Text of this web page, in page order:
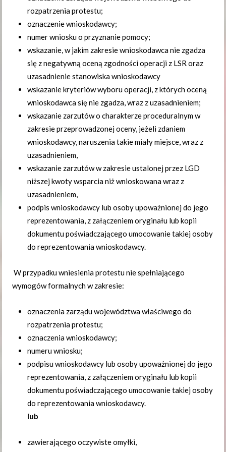
rozpatrzenia protestu;
oznaczenie wnioskodawcy;
numer wniosku o przyznanie pomocy;
wskazanie, w jakim zakresie wnioskodawca nie zgadza
się z negatywną oceną zgodności operacji z LSR oraz
uzasadnienie stanowiska wnioskodawcy
wskazanie kryteriów wyboru operacji, z których oceną
wnioskodawca się nie zgadza, wraz z uzasadnieniem;
wskazanie zarzutów o charakterze proceduralnym w
zakresie przeprowadzonej oceny, jeżeli zdaniem
wnioskodawcy, naruszenia takie miały miejsce, wraz z
uzasadnieniem,
wskazanie zarzutów w zakresie ustalonej przez LGD
niższej kwoty wsparcia niż wnioskowana wraz z
uzasadnieniem,
podpis wnioskodawcy lub osoby upoważnionej do jego
reprezentowania, z załączeniem oryginału lub kopii
dokumentu poświadczającego umocowanie takiej osoby
do reprezentowania wnioskodawcy.
W przypadku wniesienia protestu nie spełniającego
wymogów formalnych w zakresie:
oznaczenia zarządu województwa właściwego do
rozpatrzenia protestu;
oznaczenia wnioskodawcy;
numeru wniosku;
podpisu wnioskodawcy lub osoby upoważnionej do jego
reprezentowania, z załączeniem oryginału lub kopii
dokumentu poświadczającego umocowanie takiej osoby
do reprezentowania wnioskodawcy.
lub
zawierającego oczywiste omyłki,